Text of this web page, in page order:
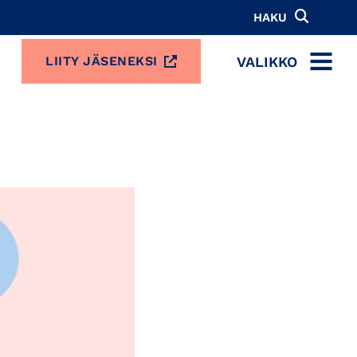
HAKU
LIITY JÄSENEKSI VALIKKO
MENU